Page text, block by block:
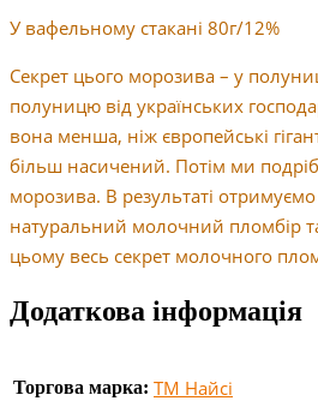
У вафельному стакані 80г/12%
Секрет цього морозива – у
полуницю від українських
вона менша, ніж європейські
більш насичений. Потім ми
морозива. В результаті
натуральний молочний пломбір
цьому весь секрет молочного
Додаткова інформація
Торгова марка: ТМ Найсі